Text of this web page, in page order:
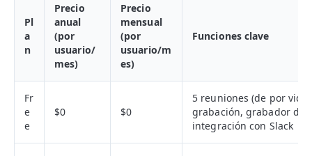
Pl
a
n
Precio
anual
(por
usuario/
mes)
Precio
mensual
(por
usuario/m
es)
Funciones clave
Fr
e
e
$0 $0
5 reuniones (de por
grabación, grabador de
integración con Slack